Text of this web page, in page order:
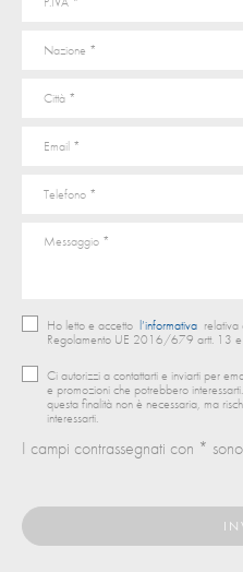
Ho letto e accetto l’informativa relativa
Regolamento UE 2016/679 artt. 13
Ci autorizzi a contattarti e inviarti per
e promozioni che potrebbero
questa finalità non è necessaria, ma
interessarti.
I campi contrassegnati con *